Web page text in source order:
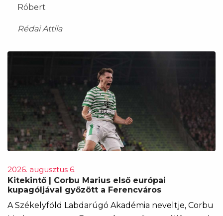
Róbert
Rédai Attila
2026. augusztus 6.
Kitekintő | Corbu Marius első európai
kupagóljával győzött a Ferencváros
A Székelyföld Labdarúgó Akadémia neveltje, Corbu